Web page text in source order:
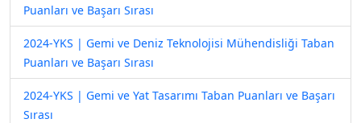
Puanları ve Başarı Sırası
2024-YKS | Gemi ve Deniz Teknolojisi Mühendisliği Taban
Puanları ve Başarı Sırası
2024-YKS | Gemi ve Yat Tasarımı Taban Puanları ve Başarı
Sırası